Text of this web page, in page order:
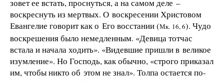
зовет ее встать, проснуться, а на самом деле –
воскреснуть из мертвых. О воскресении Христовом
Евангелие говорит как о Его восстании (Мк. 16, 6). Чудо
воскрешения было немедленным. «Девица тотчас
встала и начала ходить». «Видевшие пришли в великое
изумление». Но Господь, как обычно, «строго приказал
им, чтобы никто об этом не знал». Толпа остается по-